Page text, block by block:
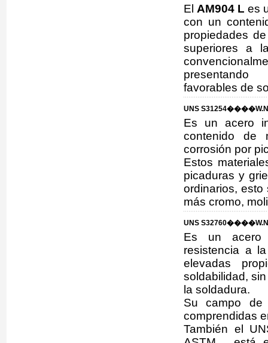
El AM904 L es
con un
propiedades
superiores a
presentando
favorables de
UNS
Es un acero
contenido de
corrosión por
Estos
picaduras y
ordinarios,
más cromo,
UNS
Es un acero
resistencia a
elevadas
soldabilidad,
la soldadura.
Su campo de
comprendidas
También el